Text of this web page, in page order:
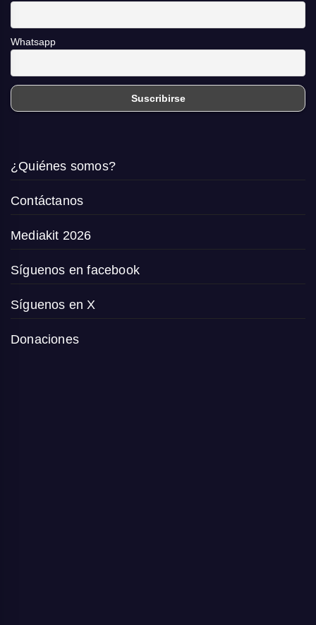
Whatsapp
¿Quiénes somos?
Contáctanos
Mediakit 2026
Síguenos en facebook
Síguenos en X
Donaciones